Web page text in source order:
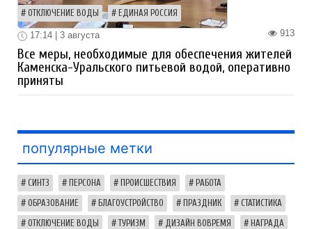
ОТКЛЮЧЕНИЕ ВОДЫ ЕДИНАЯ РОССИЯ
913
17:14 | 3 августа
Все меры, необходимые для обеспечения жителей
Каменска-Уральского питьевой водой, оперативно
приняты
популярные метки
СИНТЗ ПЕРСОНА ПРОИСШЕСТВИЯ РАБОТА
ОБРАЗОВАНИЕ БЛАГОУСТРОЙСТВО ПРАЗДНИК СТАТИСТИКА
ОТКЛЮЧЕНИЕ ВОДЫ ТУРИЗМ ДИЗАЙН ВОВРЕМЯ НАГРАДА